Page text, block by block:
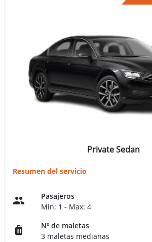
Private Sedan
Resumen del servicio
Pasajeros
Min: 1 - Max: 4
Nº de maletas
3 maletas medianas